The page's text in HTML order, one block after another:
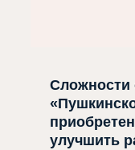
Сложности
улучшить